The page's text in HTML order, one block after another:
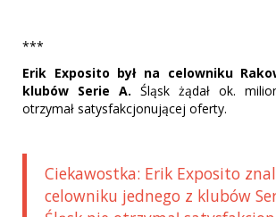
***
Erik Exposito był na celowniku
klubów Serie A. Śląsk żądał ok.
otrzymał satysfakcjonującej oferty.
Ciekawostka: Erik Exposito
celowniku jednego z klubów